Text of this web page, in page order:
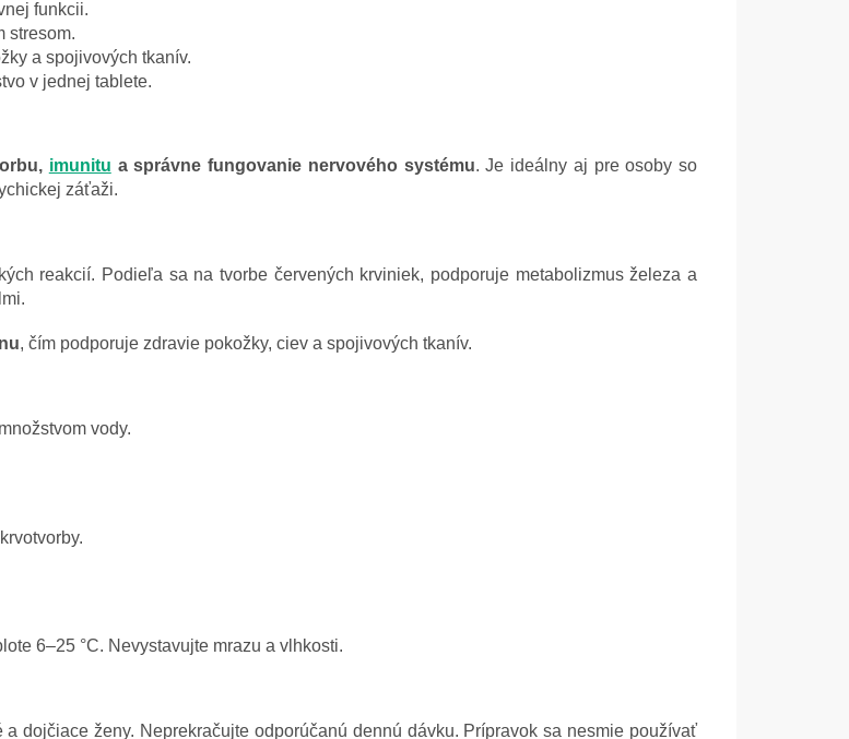
funkcii.
stresom.
a spojivových tkanív.
v jednej tablete.
imunitu a správne fungovanie nervového systému. Je ideálny aj pre osoby so
záťaži.
reakcií. Podieľa sa na tvorbe červených krviniek, podporuje metabolizmus železa a
, čím podporuje zdravie pokožky, ciev a spojivových tkanív.
vody.
6–25 °C. Nevystavujte mrazu a vlhkosti.
dojčiace ženy. Neprekračujte odporúčanú dennú dávku. Prípravok sa nesmie používať